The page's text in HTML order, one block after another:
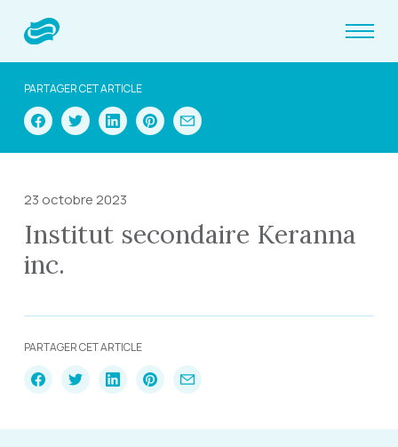
PARTAGER CET ARTICLE
23 octobre 2023
Institut secondaire Keranna
inc.
PARTAGER CET ARTICLE